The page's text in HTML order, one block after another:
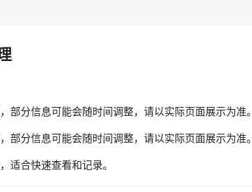
部分信息可能会随时间调整，请以实际页面展示为准。
部分信息可能会随时间调整，请以实际页面展示为准。
适合快速查看和记录。